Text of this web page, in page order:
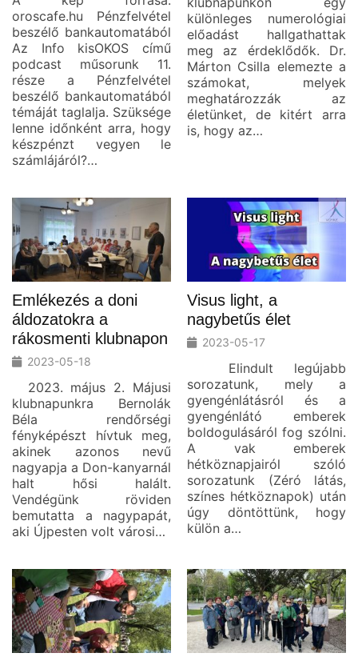
oroscafe.hu Pénzfelvétel
beszélő bankautomatából
Az Info kisOKOS című
podcast műsorunk 11.
része a Pénzfelvétel
beszélő bankautomatából
témáját taglalja. Szüksége
lenne időnként arra, hogy
készpénzt vegyen le
számlájáról?…
különleges numerológiai
előadást hallgathattak
meg az érdeklődők. Dr.
Márton Csilla elemezte a
számokat, melyek
meghatározzák az
életünket, de kitért arra
is, hogy az…
Emlékezés a doni
áldozatokra a
rákosmenti klubnapon
2023-05-18
2023. május 2. Májusi
klubnapunkra Bernolák
Béla rendőrségi
fényképészt hívtuk meg,
akinek azonos nevű
nagyapja a Don-kanyarnál
halt hősi halált.
Vendégünk röviden
bemutatta a nagypapát,
aki Újpesten volt városi…
Visus light, a
nagybetűs élet
2023-05-17
Elindult legújabb
sorozatunk, mely a
gyengénlátásról és a
gyengénlátó emberek
boldogulásáról fog szólni.
A vak emberek
hétköznapjairól szóló
sorozatunk (Zéró látás,
színes hétköznapok) után
úgy döntöttünk, hogy
külön a…